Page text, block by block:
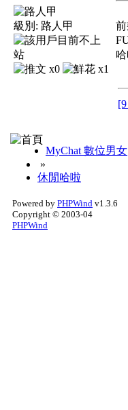
級別: 路人甲
x0 x1
MyChat 數位男女
»
休閒哈啦
Powered by PHPWind v1.3.6
Copyright © 2003-04
PHPWind